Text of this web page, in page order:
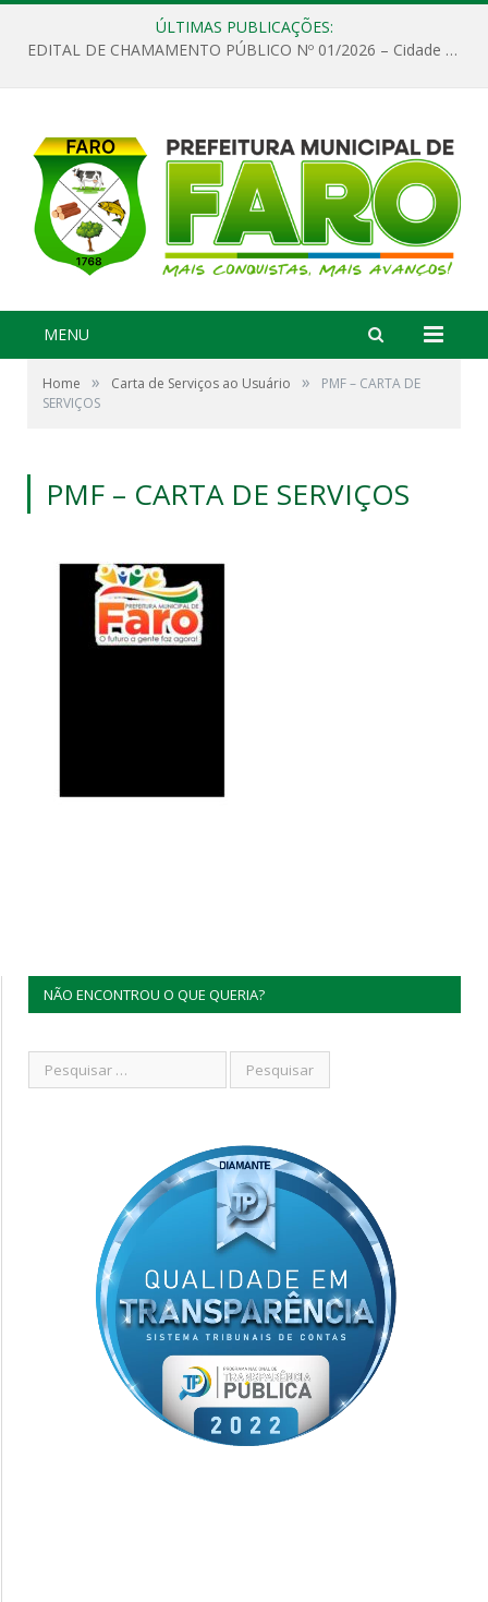
ÚLTIMAS PUBLICAÇÕES:
EDITAL DE CHAMAMENTO PÚBLICO Nº 01/2026 – Cidade de Faro
MENU
Home » Carta de Serviços ao Usuário »
PMF – CARTA DE
SERVIÇOS
PMF – CARTA DE SERVIÇOS
NÃO ENCONTROU O QUE QUERIA?